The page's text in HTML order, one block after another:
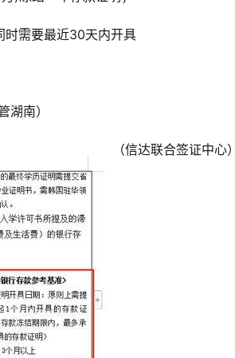
时需要最近30天内开具
南）
（信达联合签证中心